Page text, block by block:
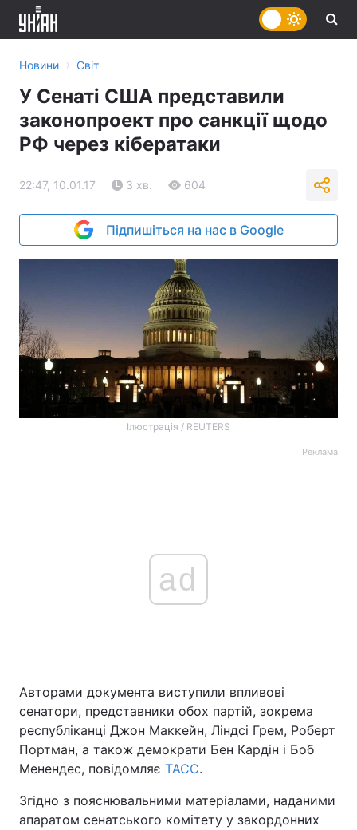
Україна Політика
Новини › Світ
У Сенаті США представили
законопроект про санкції щодо
РФ через кібератаки
22:47, 10.01.17 3 хв. 604
Підпишіться на нас в Google
Ілюстрація / REUTERS
Реклама
ad
Авторами документа виступили впливові
сенатори, представники обох партій, зокрема
республіканці Джон Маккейн, Ліндсі Грем, Роберт
Портман, а також демократи Бен Кардін і Боб
Менендес, повідомляє ТАСС.
Згідно з пояснювальними матеріалами, наданими
апаратом сенатського комітету у закордонних